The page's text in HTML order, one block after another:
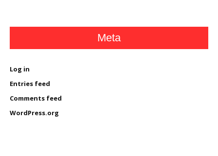
Meta
Log in
Entries feed
Comments feed
WordPress.org